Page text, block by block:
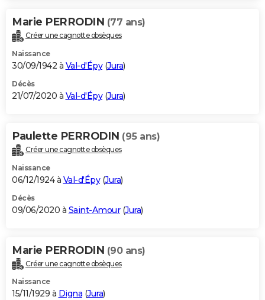
Marie PERRODIN (77 ans)
Créer une cagnotte obsèques
Naissance
30/09/1942 à Val-d'Épy(Jura)
Décès
21/07/2020 à Val-d'Épy(Jura)
Paulette PERRODIN (95 ans)
Créer une cagnotte obsèques
Naissance
06/12/1924 à Val-d'Épy(Jura)
Décès
09/06/2020 à Saint-Amour(Jura)
Marie PERRODIN (90 ans)
Créer une cagnotte obsèques
Naissance
15/11/1929 à Digna (Jura)